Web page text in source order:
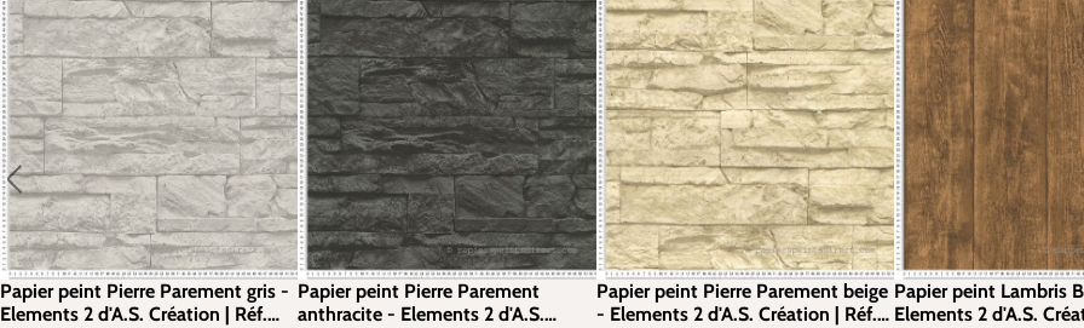
Papier peint Pierre Parement gris -
Elements 2 d'A.S. Création | Réf.
Papier peint Pierre Parement
anthracite - Elements 2 d'A.S.
Papier peint Pierre Parement beige
- Elements 2 d'A.S. Création | Réf.
Papier peint Lambris
Elements 2 d'A.S.